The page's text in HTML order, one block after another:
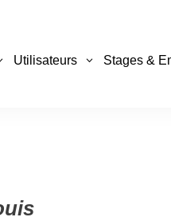
Utilisateurs Stages &